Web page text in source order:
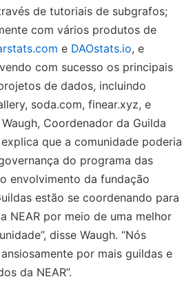
de tutoriais de subgrafos;
com vários produtos de
e DAOstats.io, e
com sucesso os principais
de dados, incluindo
soda.com, finear.xyz, e
Coordenador da Guilda
que a comunidade poderia
do programa das
envolvimento da fundação
estão se coordenando para
NEAR por meio de uma melhor
disse Waugh. “Nós
por mais guildas e
da NEAR”.